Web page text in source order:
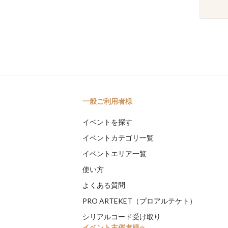
一般ご利用者様
イベントを探す
イベントカテゴリ一覧
イベントエリア一覧
使い方
よくある質問
PRO ARTEKET（プロアルテケト）
シリアルコード受け取り